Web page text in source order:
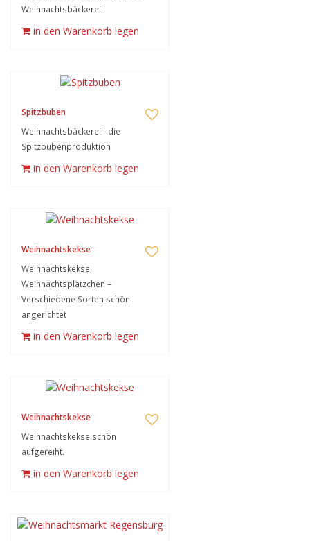
Weihnachtsbäckerei
in den Warenkorb legen
Spitzbuben
Weihnachtsbäckerei - die
Spitzbubenproduktion
in den Warenkorb legen
Weihnachtskekse
Weihnachtskekse,
Weihnachtsplätzchen –
Verschiedene Sorten schön
angerichtet
in den Warenkorb legen
Weihnachtskekse
Weihnachtskekse schön
aufgereiht.
in den Warenkorb legen